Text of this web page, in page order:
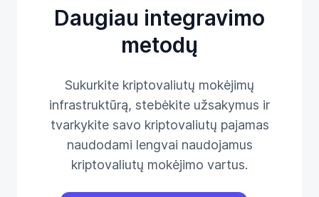
Daugiau integravimo
metodų
Sukurkite kriptovaliutų mokėjimų
infrastruktūrą, stebėkite užsakymus ir
tvarkykite savo kriptovaliutų pajamas
naudodami lengvai naudojamus
kriptovaliutų mokėjimo vartus.